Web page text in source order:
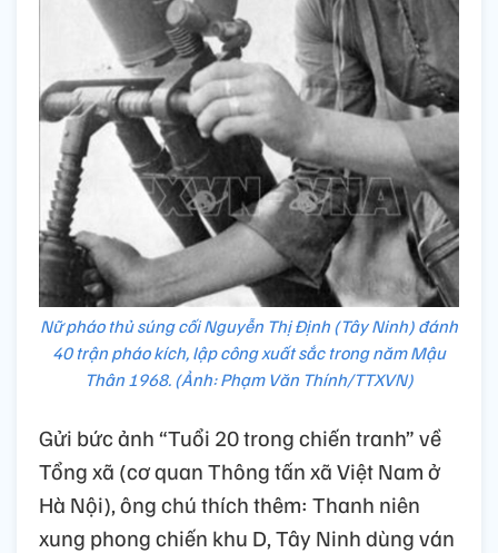
Nữ pháo thủ súng cối Nguyễn Thị Định (Tây Ninh) đánh
40 trận pháo kích, lập công xuất sắc trong năm Mậu
Thân 1968. (Ảnh: Phạm Văn Thính/TTXVN)
Gửi bức ảnh “Tuổi 20 trong chiến tranh” về
Tổng xã (cơ quan Thông tấn xã Việt Nam ở
Hà Nội), ông chú thích thêm: Thanh niên
xung phong chiến khu D, Tây Ninh dùng ván